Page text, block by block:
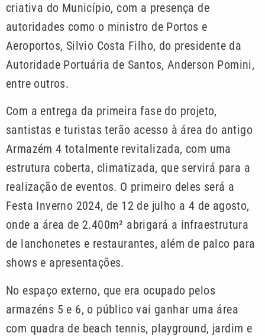
criativa do Município, com a presença de
autoridades como o ministro de Portos e
Aeroportos, Silvio Costa Filho, do presidente da
Autoridade Portuária de Santos, Anderson Pomini,
entre outros.
Com a entrega da primeira fase do projeto,
santistas e turistas terão acesso à área do antigo
Armazém 4 totalmente revitalizada, com uma
estrutura coberta, climatizada, que servirá para a
realização de eventos. O primeiro deles será a
Festa Inverno 2024, de 12 de julho a 4 de agosto,
onde a área de 2.400m² abrigará a infraestrutura
de lanchonetes e restaurantes, além de palco para
shows e apresentações.
No espaço externo, que era ocupado pelos
armazéns 5 e 6, o público vai ganhar uma área
com quadra de beach tennis, playground, jardim e